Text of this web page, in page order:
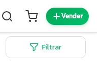
Vender
Filtrar